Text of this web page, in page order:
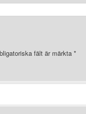
fält är märkta *